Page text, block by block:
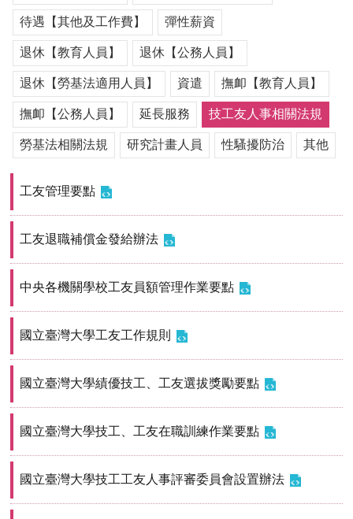
查
詢
事
項
相
關
網
站
大
myNTU
待遇【其他及工作費】 彈性薪資
退休【教育人員】 退休【公務人員】
退休【勞基法適用人員】 資遣 撫卹【教育人員】
撫卹【公務人員】 延長服務 技工友人事相關法規
勞基法相關法規 研究計畫人員 性騷擾防治 其他
工友管理要點
工友退職補償金發給辦法
中央各機關學校工友員額管理作業要點
國立臺灣大學工友工作規則
國立臺灣大學績優技工、工友選拔獎勵要點
國立臺灣大學技工、工友在職訓練作業要點
國立臺灣大學技工工友人事評審委員會設置辦法